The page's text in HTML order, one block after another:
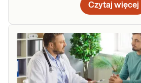
Czytaj więcej